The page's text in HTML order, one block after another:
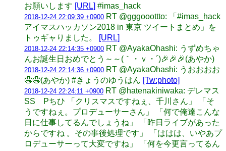
お願いします [URL] #imas_hack
2018-12-24 22:09:39 +0900 RT @gggooottto: 「#imas_hack
アイマスハッカソン2018 in 東京 ツイートまとめ」を
トゥギャりました。
[URL]
2018-12-24 22:14:35 +0900 RT @AyakaOhashi: うずめちゃ
んお誕生日おめでとう～～(｀・ｖ・´)🎉🎉🎉(あやか)
2018-12-24 22:14:36 +0900 RT @AyakaOhashi: うおおおお
🤤🤤(あやか) #きょうのゆうはん [Tw:photo]
2018-12-24 22:24:11 +0900 RT @hatenakiniwaka: デレマス
SS Pちひ 「クリスマスですねぇ、千川さん」 「そ
うですねぇ。プロデューサーさん」 「何で俺達こんな
日に仕事してるんでしょうね」 「昨日ライブがあった
からですね 。その事後処理です」 「ははは、いやあプ
ロデューサーって大変ですね」 「何を今更言ってるん